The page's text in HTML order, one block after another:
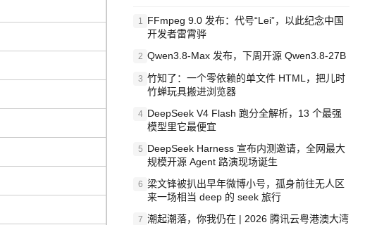
1 FFmpeg 9.0 发布：代号“Lei”，以此纪念中国
开发者雷霄骅
2 Qwen3.8-Max 发布，下周开源 Qwen3.8-27B
3 竹知了：一个零依赖的单文件 HTML，把儿时
竹蝉玩具搬进浏览器
4 DeepSeek V4 Flash 跑分全解析，13 个最强
模型里它最便宜
5 DeepSeek Harness 宣布内测邀请，全网最大
规模开源 Agent 路演现场诞生
6 梁文锋被扒出早年微博小号，孤身前往无人区
来一场相当 deep 的 seek 旅行
7 潮起潮落，你我仍在 | 2026 腾讯云粤港澳大湾